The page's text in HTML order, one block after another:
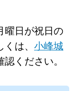
曜日が祝日の
は、 小峰城
認ください。